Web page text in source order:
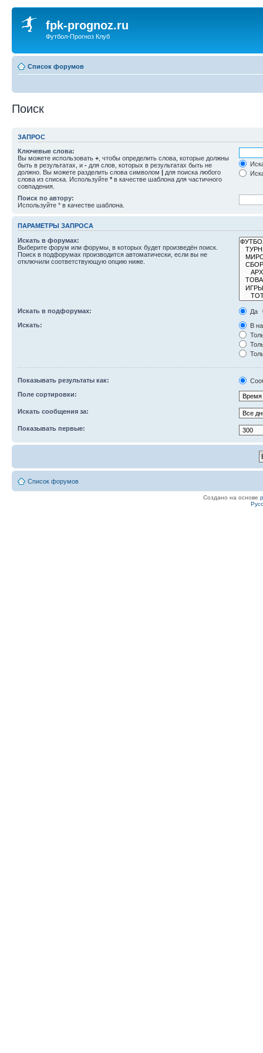
fpk-prognoz.ru
Футбол-Прогноз Клуб
Список форумов
Поиск
ЗАПРОС
Ключевые слова:
Вы можете использовать + , чтобы определить слова, которые должны
быть в результатах, и - для слов, которых в результатах быть не
должно. Вы можете разделить слова символом | для поиска любого
слова из списка. Используйте * в качестве шаблона для частичного
совпадения.
Поиск по автору:
Используйте * в качестве шаблона.
ПАРАМЕТРЫ ЗАПРОСА
Искать в форумах:
Выберите форум или форумы, в которых будет произведён поиск.
Поиск в подфорумах производится автоматически, если вы не
отключили соответствующую опцию ниже.
Искать в подфорумах:
Да
Искать:
В
Показывать результаты как:
Поле сортировки:
Искать сообщения за:
Показывать первые:
Список форумов
Создано на основе